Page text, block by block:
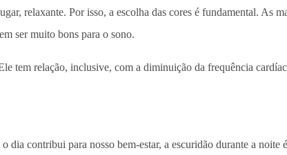
relaxante. Por isso, a escolha das cores é fundamental. As
ser muito bons para o sono.
tem relação, inclusive, com a diminuição da frequência
contribui para nosso bem-estar, a escuridão durante a